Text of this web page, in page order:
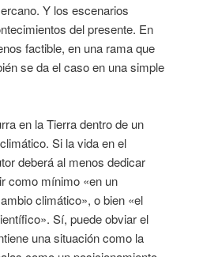
Y los escenarios
del presente. En
factible, en una rama que
se da el caso en una simple
en la Tierra dentro de un
Si la vida en el
deberá al menos dedicar
como mínimo «en un
climático», o bien «el
Sí, puede obviar el
una situación como la